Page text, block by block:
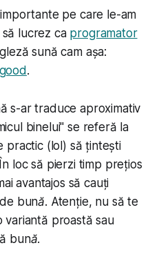
importante pe care le-am
lucrez ca programator
sună cam așa:
.
s-ar traduce aproximativ
binelui" se referă la
practic (lol) să țintești
loc să pierzi timp prețios
avantajos să cauți
bună. Atenție, nu să te
variantă proastă sau
bună.